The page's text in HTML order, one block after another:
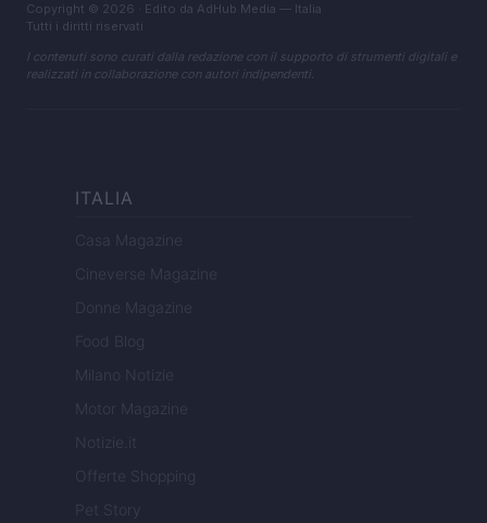
Copyright © 2026 · Edito da AdHub Media — Italia
Tutti i diritti riservati
I contenuti sono curati dalla redazione con il supporto di strumenti digitali e
realizzati in collaborazione con autori indipendenti.
ITALIA
Casa Magazine
Cineverse Magazine
Donne Magazine
Food Blog
Milano Notizie
Motor Magazine
Notizie.it
Offerte Shopping
Pet Story